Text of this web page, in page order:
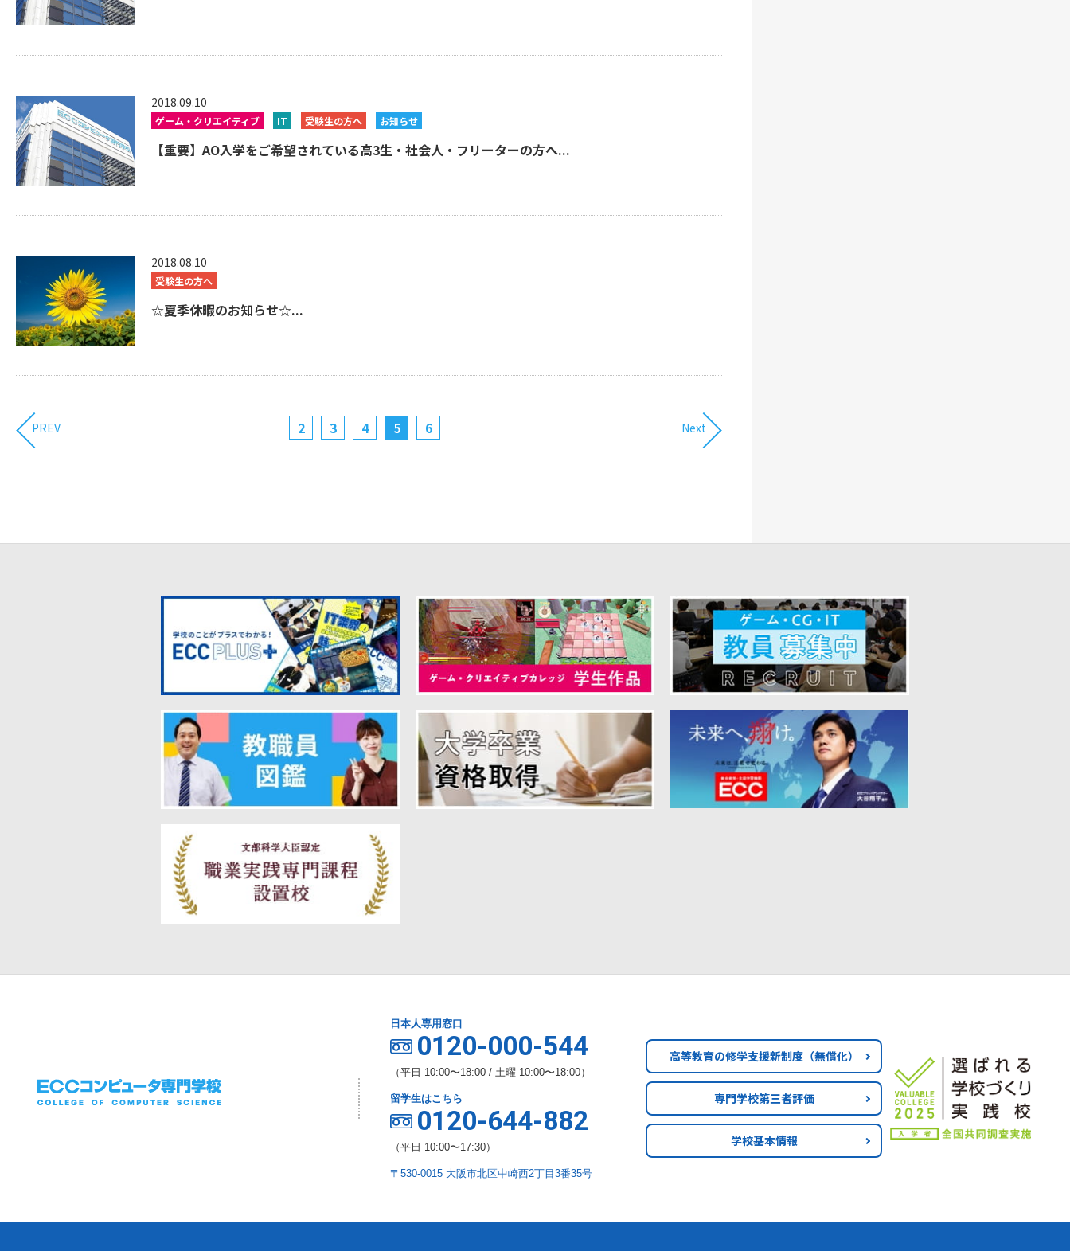
2018.09.10
ゲーム・クリエイティブ IT 受験生の方へ お知らせ
【重要】AO入学をご希望されている高3生・社会人・フリーターの方へ...
2018.08.10
受験生の方へ
☆夏季休暇のお知らせ☆...
PREV 2 3 4 5 6 Next
日本人専用窓口
0120-000-544
（平日 10:00〜18:00 / 土曜 10:00〜18:00）
留学生はこちら
0120-644-882
（平日 10:00〜17:30）
〒530-0015 大阪市北区中崎西2丁目3番35号
高等教育の修学支援新制度（無償化）
専門学校第三者評価
学校基本情報